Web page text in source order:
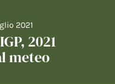
2021
2021
meteo